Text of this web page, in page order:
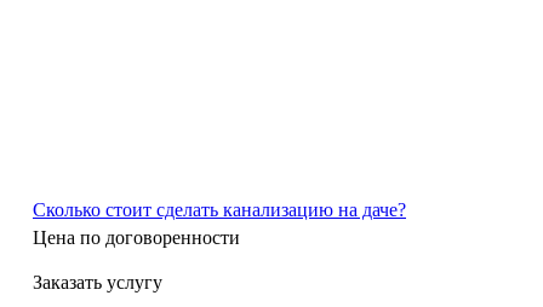
Сколько стоит сделать канализацию на даче?
Цена по договоренности
Заказать услугу